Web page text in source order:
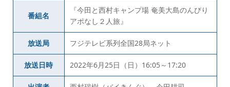
番組名
『今田と西村キャンプ場 奄美大島のんびり
アポなし２人旅』
放送局 フジテレビ系列全国28局ネット
放送日時 2022年6月25日（日）16:05～17:20